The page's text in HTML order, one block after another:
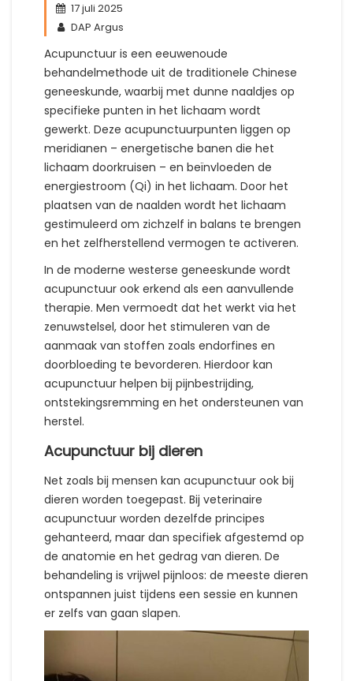
17 juli 2025
DAP Argus
Acupunctuur is een eeuwenoude
behandelmethode uit de traditionele Chinese
geneeskunde, waarbij met dunne naaldjes op
specifieke punten in het lichaam wordt
gewerkt. Deze acupunctuurpunten liggen op
meridianen – energetische banen die het
lichaam doorkruisen – en beïnvloeden de
energiestroom (Qi) in het lichaam. Door het
plaatsen van de naalden wordt het lichaam
gestimuleerd om zichzelf in balans te brengen
en het zelfherstellend vermogen te activeren.
In de moderne westerse geneeskunde wordt
acupunctuur ook erkend als een aanvullende
therapie. Men vermoedt dat het werkt via het
zenuwstelsel, door het stimuleren van de
aanmaak van stoffen zoals endorfines en
doorbloeding te bevorderen. Hierdoor kan
acupunctuur helpen bij pijnbestrijding,
ontstekingsremming en het ondersteunen van
herstel.
Acupunctuur bij dieren
Net zoals bij mensen kan acupunctuur ook bij
dieren worden toegepast. Bij veterinaire
acupunctuur worden dezelfde principes
gehanteerd, maar dan specifiek afgestemd op
de anatomie en het gedrag van dieren. De
behandeling is vrijwel pijnloos: de meeste dieren
ontspannen juist tijdens een sessie en kunnen
er zelfs van gaan slapen.